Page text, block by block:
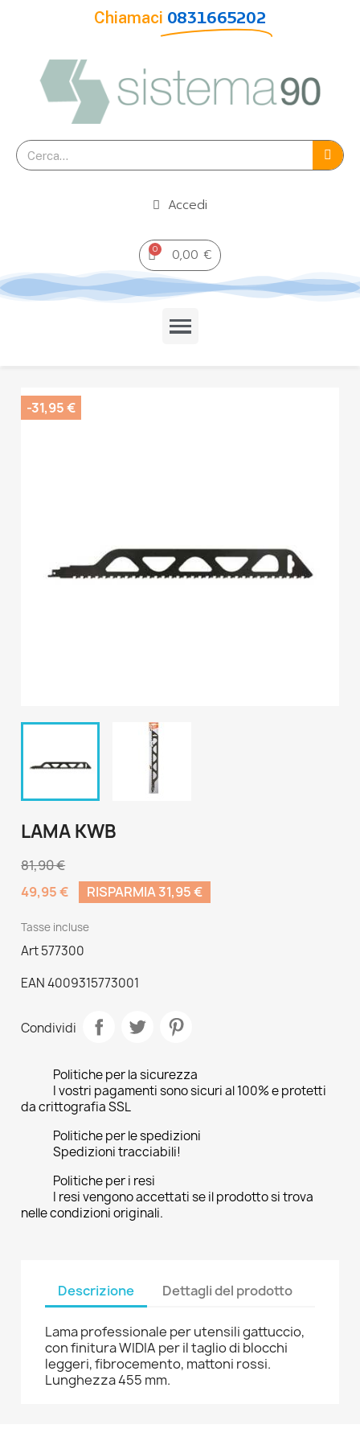
Chiamaci 0831665202
Accedi
0,00 €
-31,95 €
LAMA KWB
81,90 €
49,95 €
RISPARMIA 31,95 €
Tasse incluse
Art 577300
EAN 4009315773001
Condividi
Politiche per la sicurezza
I vostri pagamenti sono sicuri al 100% e protetti
da crittografia SSL
Politiche per le spedizioni
Spedizioni tracciabili!
Politiche per i resi
I resi vengono accettati se il prodotto si trova
nelle condizioni originali.
Descrizione Dettagli del prodotto
Lama professionale per utensili gattuccio,
con finitura WIDIA per il taglio di blocchi
leggeri, fibrocemento, mattoni rossi.
Lunghezza 455 mm.